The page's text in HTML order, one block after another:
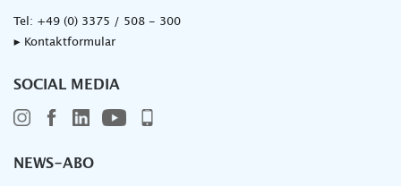
Tel: +49 (0) 3375 / 508 - 300
▸ Kontaktformular
SOCIAL MEDIA
NEWS-ABO